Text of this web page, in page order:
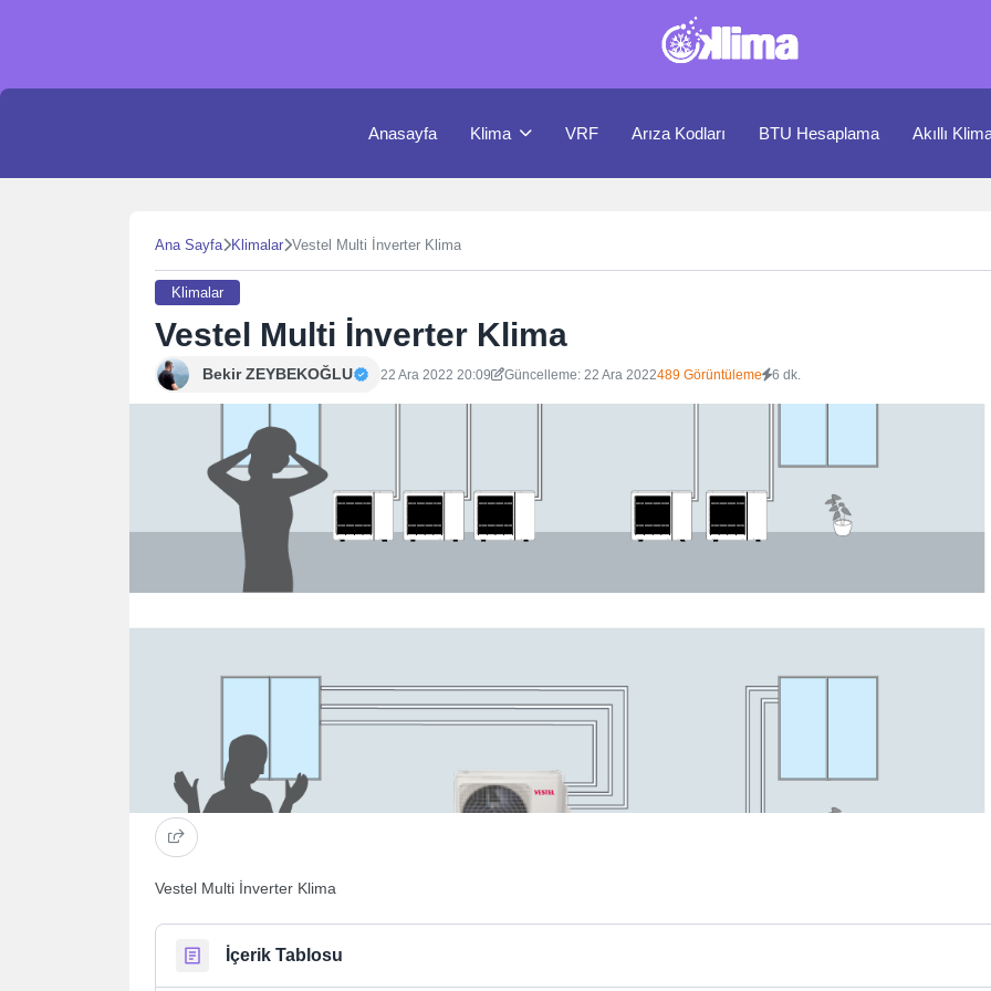
Anasayfa Klima VRF Arıza Kodları BTU Hesaplama Akıllı
Ana Sayfa Klimalar Vestel Multi İnverter Klima
Klimalar
Vestel Multi İnverter Klima
Bekir ZEYBEKOĞLU 22 Ara 2022 20:09 Güncelleme: 22 Ara 2022489 Görüntüleme 6 dk.
Vestel Multi İnverter Klima
İçerik Tablosu